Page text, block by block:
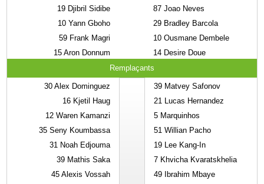
19 Djibril Sidibe
10 Yann Gboho
59 Frank Magri
15 Aron Donnum
87 Joao Neves
29 Bradley Barcola
10 Ousmane Dembele
14 Desire Doue
Remplaçants
30 Alex Dominguez
16 Kjetil Haug
12 Waren Kamanzi
35 Seny Koumbassa
31 Noah Edjouma
39 Mathis Saka
45 Alexis Vossah
39 Matvey Safonov
21 Lucas Hernandez
5 Marquinhos
51 Willian Pacho
19 Lee Kang-In
7 Khvicha Kvaratskhelia
49 Ibrahim Mbaye